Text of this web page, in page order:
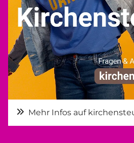
Mehr Infos auf